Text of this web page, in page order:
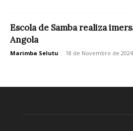
Escola de Samba realiza
Angola
Marimba Selutu - 18 de Novembro de 2024